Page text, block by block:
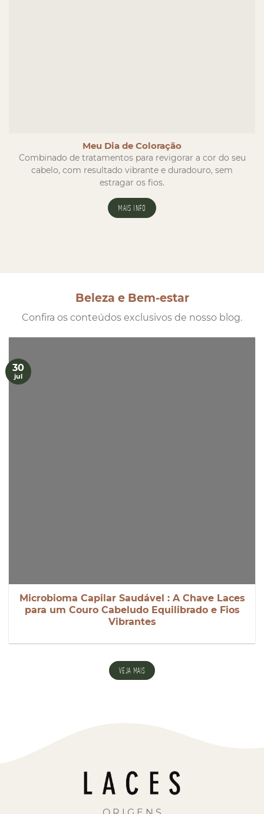
Meu Dia de Coloração
Combinado de tratamentos para revigorar a cor do seu
cabelo, com resultado vibrante e duradouro, sem
estragar os fios.
MAIS INFO
Beleza e Bem-estar
Confira os conteúdos exclusivos de nosso blog.
Microbioma Capilar Saudável : A Chave Laces
para um Couro Cabeludo Equilibrado e Fios
Vibrantes
30
jul
VEJA MAIS